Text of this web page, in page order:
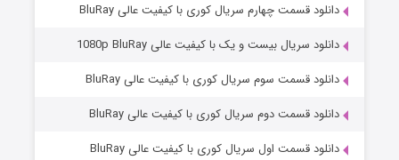
وستی ها
قسمت1 (زیرنویس) منتشر شد
دانلود قسمت چهارم سریال کوری با کیفیت عالی BluRay
دانلود سریال بیست و یک با کیفیت عالی 1080p BluRay
دانلود قسمت سوم سریال کوری با کیفیت عالی BluRay
دانلود قسمت دوم سریال کوری با کیفیت عالی BluRay
دانلود قسمت اول سریال کوری با کیفیت عالی BluRay